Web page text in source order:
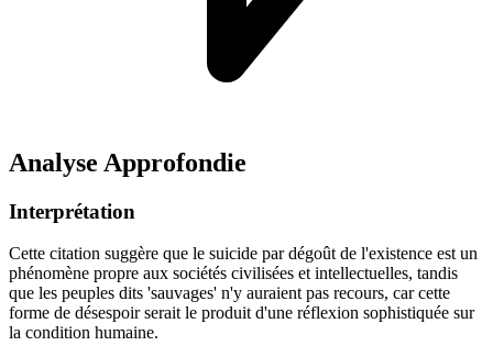
Analyse Approfondie
Interprétation
Cette citation suggère que le suicide par dégoût de l'existence est un
phénomène propre aux sociétés civilisées et intellectuelles, tandis
que les peuples dits 'sauvages' n'y auraient pas recours, car cette
forme de désespoir serait le produit d'une réflexion sophistiquée sur
la condition humaine.